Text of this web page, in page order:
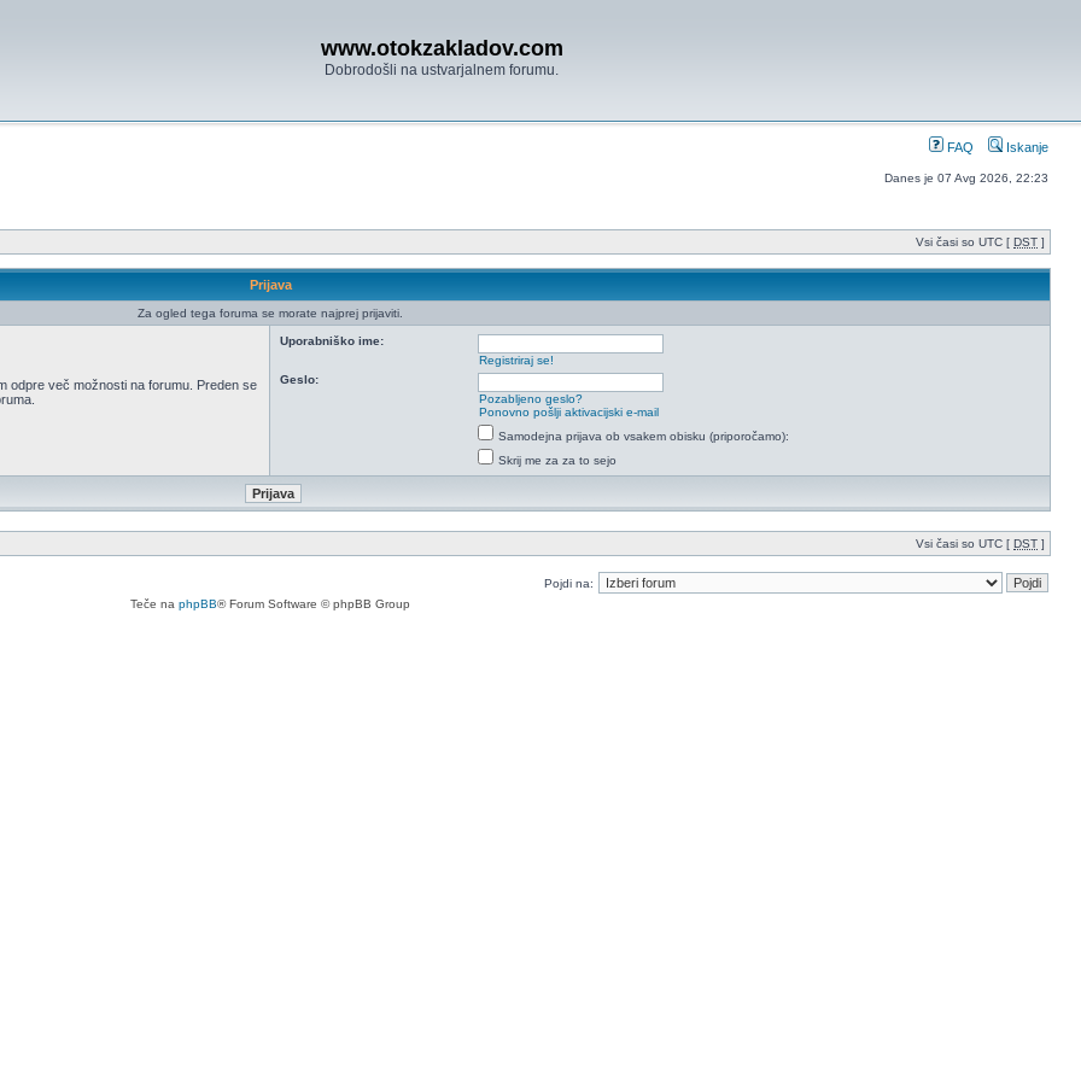
www.otokzakladov.com
Dobrodošli na ustvarjalnem forumu.
FAQ Iskanje
Danes je 07 Avg 2026, 22:23
Vsi časi so UTC [ DST ]
Prijava
Za ogled tega foruma se morate najprej prijaviti.
odpre več možnosti na forumu. Preden se
Uporabniško ime:
Registriraj se!
Geslo:
Pozabljeno geslo?
Ponovno pošlji aktivacijski e-mail
Samodejna prijava ob vsakem obisku (priporočamo):
Skrij me za za to sejo
Vsi časi so UTC [ DST ]
Pojdi na:
Teče na phpBB® Forum Software © phpBB Group